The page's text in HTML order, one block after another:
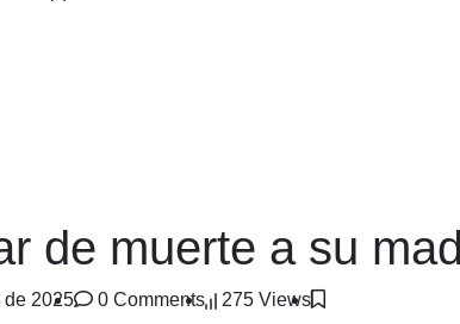
de muerte a su
de 2025 0 Comments 275 Views